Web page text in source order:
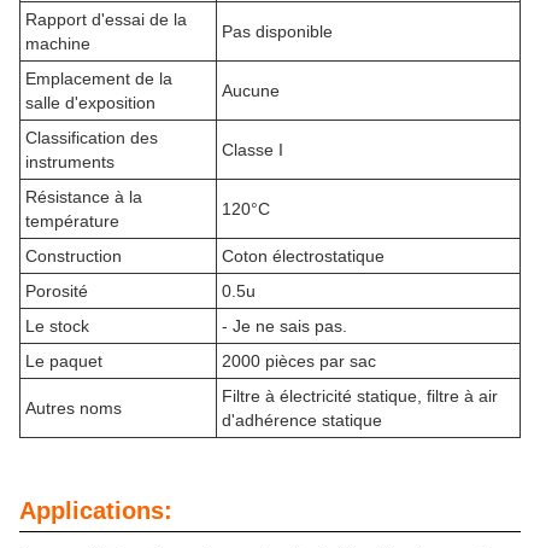
Rapport d'essai de la
machine
Pas disponible
Emplacement de la
salle d'exposition
Aucune
Classification des
instruments
Classe I
Résistance à la
température
120°C
Construction
Coton électrostatique
Porosité
0.5u
Le stock
- Je ne sais pas.
Le paquet
2000 pièces par sac
Autres noms
Filtre à électricité statique, filtre à air
d'adhérence statique
Applications: